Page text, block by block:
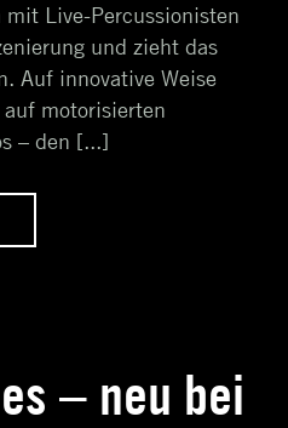
Live-Percussionisten
und zieht das
Auf innovative Weise
motorisierten
– den [...]
– neu bei